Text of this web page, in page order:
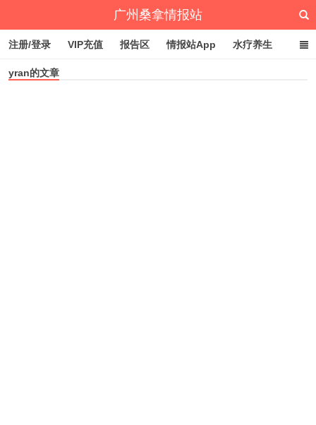
广州桑拿情报站
注册/登录 VIP充值 报告区 情报站App 水疗养生
深圳桑拿情报站
yran的文章